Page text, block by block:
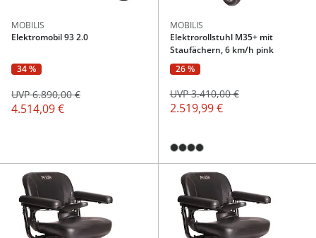
MOBILIS
Elektromobil 93 2.0
34 %
4.514,09 €
UVP 6.890,00 €
MOBILIS
Elektrorollstuhl M35+ mit
Staufächern, 6 km/h pink
26 %
2.519,99 €
UVP 3.410,00 €